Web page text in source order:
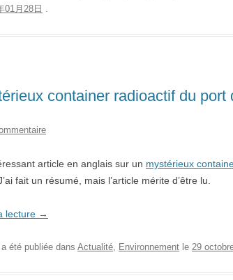
01月28日 .
container radioactif du port
article en anglais sur un mystérieux
fait un résumé, mais l’article mérite d’être lu.
lecture →
été publiée dans Actualité, Environnement le 29